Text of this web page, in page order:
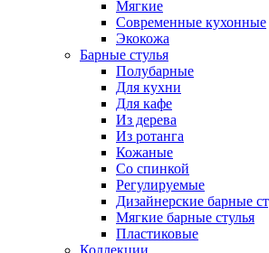
Мягкие
Современные кухонные
Экокожа
Барные стулья
Полубарные
Для кухни
Для кафе
Из дерева
Из ротанга
Кожаные
Со спинкой
Регулируемые
Дизайнерские барные
Мягкие барные стулья
Пластиковые